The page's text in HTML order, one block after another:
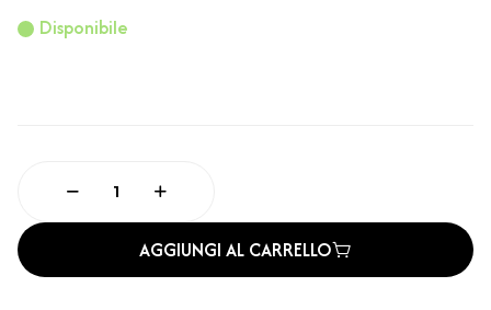
Disponibile
AGGIUNGI AL CARRELLO